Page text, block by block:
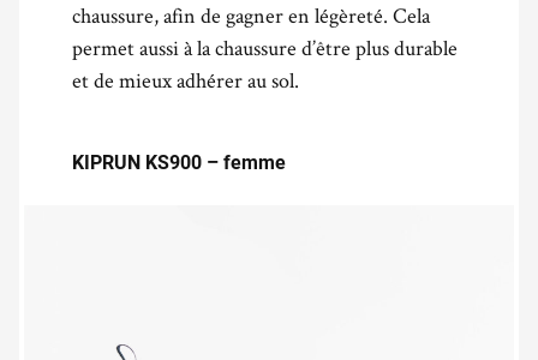
chaussure, afin de gagner en légèreté. Cela
permet aussi à la chaussure d’être plus durable
et de mieux adhérer au sol.
KIPRUN KS900 – femme